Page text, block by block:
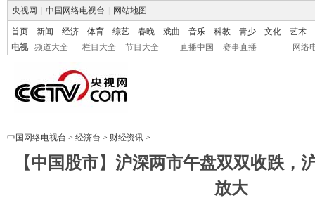
央视网 中国网络电视台 网站地图
首页 新闻 经济 体育 综艺 春晚 戏曲 音乐 科教 青少 文化
艺术
电视
频道大全 栏目大全 节目大全 直播中国 赛事直播 网络
中国网络电视台 > 经济台 > 财经资讯 >
【中国股市】沪深两市午盘双双收跌，
放大